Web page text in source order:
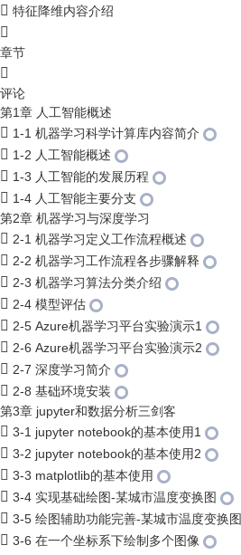
特征降维内容介绍
章节
评论
第1章 人工智能概述
1-1 机器学习科学计算库内容简介
1-2 人工智能概述
1-3 人工智能的发展历程
1-4 人工智能主要分支
第2章 机器学习与深度学习
2-1 机器学习定义工作流程概述
2-2 机器学习工作流程各步骤解释
2-3 机器学习算法分类介绍
2-4 模型评估
2-5 Azure机器学习平台实验演示1
2-6 Azure机器学习平台实验演示2
2-7 深度学习简介
2-8 基础环境安装
第3章 jupyter和数据分析三剑客
3-1 jupyter notebook的基本使用1
3-2 jupyter notebook的基本使用2
3-3 matplotlib的基本使用
3-4 实现基础绘图-某城市温度变换图
3-5 绘图辅助功能完善-某城市温度变换图
3-6 在一个坐标系下绘制多个图像